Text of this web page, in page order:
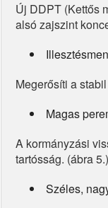
Új DDPT (Kettős
alsó zajszint
Megerősíti a
Magas
A kormányzási
tartósság. (ábra 5.)
Széles,